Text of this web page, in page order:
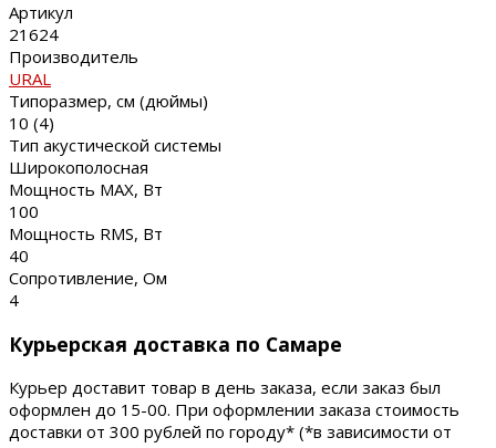
Артикул
21624
Производитель
URAL
Типоразмер, см (дюймы)
10 (4)
Тип акустической системы
Широкополосная
Мощность MAX, Вт
100
Мощность RMS, Вт
40
Сопротивление, Ом
4
Курьерская доставка по Самаре
Курьер доставит товар в день заказа, если заказ был
оформлен до 15-00. При оформлении заказа стоимость
доставки от 300 рублей по городу* (*в зависимости от